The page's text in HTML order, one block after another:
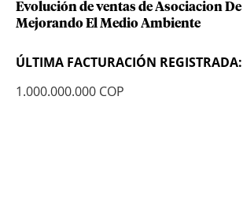
Evolución de ventas de Asociacion
Mejorando El Medio Ambiente
ÚLTIMA FACTURACIÓN REGISTRADA:
1.000.000.000 COP